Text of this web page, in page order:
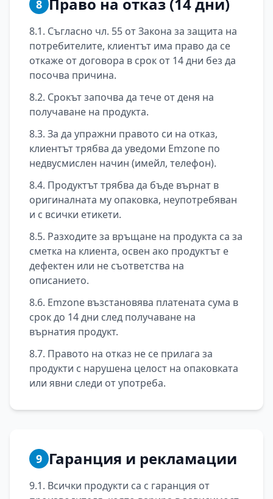
8
8.1. Съгласно чл. 55 от Закона за защита на
потребителите, клиентът има право да се
откаже от договора в срок от 14 дни без да
посочва причина.
8.2. Срокът започва да тече от деня на
получаване на продукта.
8.3. За да упражни правото си на отказ,
клиентът трябва да уведоми Emzone по
недвусмислен начин (имейл, телефон).
8.4. Продуктът трябва да бъде върнат в
оригиналната му опаковка, неупотребяван
и с всички етикети.
8.5. Разходите за връщане на продукта са за
сметка на клиента, освен ако продуктът е
дефектен или не съответства на
описанието.
8.6. Emzone възстановява платената сума в
срок до 14 дни след получаване на
върнатия продукт.
8.7. Правото на отказ не се прилага за
продукти с нарушена целост на опаковката
или явни следи от употреба.
9 Гаранция и рекламации
9.1. Всички продукти са с гаранция от